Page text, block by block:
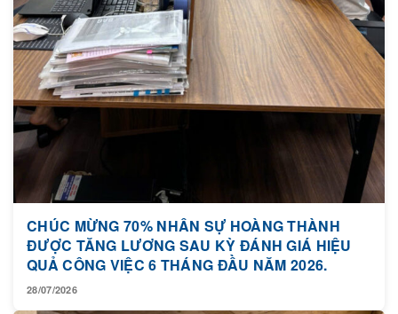
CHÚC MỪNG 70% NHÂN SỰ HOÀNG THÀNH
ĐƯỢC TĂNG LƯƠNG SAU KỲ ĐÁNH GIÁ HIỆU
QUẢ CÔNG VIỆC 6 THÁNG ĐẦU NĂM 2026.
28/07/2026